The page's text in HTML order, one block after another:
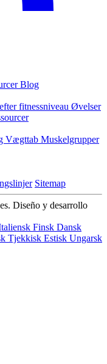
Blog
fitnessniveau Øvelser
Vægttab Muskelgrupper
Sitemap
Diseño y desarrollo
Finsk Dansk
Tjekkisk Estisk Ungarsk